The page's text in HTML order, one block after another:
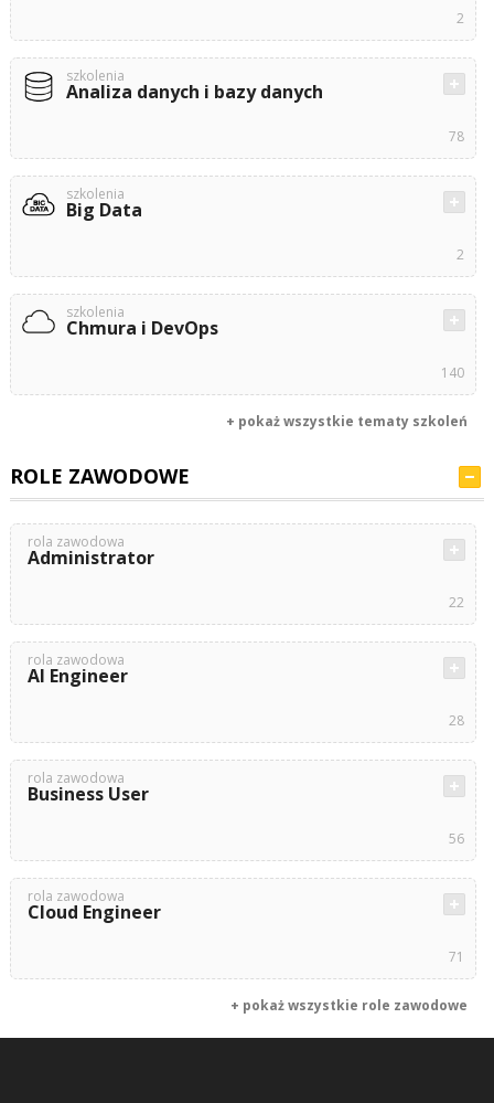
2
szkolenia
Analiza danych i bazy danych
78
szkolenia
Big Data
2
szkolenia
Chmura i DevOps
140
+ pokaż wszystkie tematy szkoleń
ROLE ZAWODOWE
rola zawodowa
Administrator
22
rola zawodowa
AI Engineer
28
rola zawodowa
Business User
56
rola zawodowa
Cloud Engineer
71
+ pokaż wszystkie role zawodowe